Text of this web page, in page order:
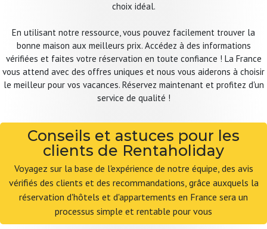
choix idéal.
En utilisant notre ressource, vous pouvez facilement trouver la
bonne maison aux meilleurs prix. Accédez à des informations
vérifiées et faites votre réservation en toute confiance ! La France
vous attend avec des offres uniques et nous vous aiderons à choisir
le meilleur pour vos vacances. Réservez maintenant et profitez d'un
service de qualité !
Conseils et astuces pour les
clients de Rentaholiday
Voyagez sur la base de l'expérience de notre équipe, des avis
vérifiés des clients et des recommandations, grâce auxquels la
réservation d'hôtels et d'appartements en France sera un
processus simple et rentable pour vous